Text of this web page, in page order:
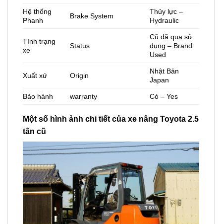
Hệ thống
Phanh
Brake System
Thủy lực –
Hydraulic
Tình trạng
xe
Status
Cũ đã qua sử
dụng – Brand
Used
Xuất xứ Origin
Nhật Bản
Japan
Bảo hành warranty Có – Yes
Một số hình ảnh chi tiết của xe nâng Toyota 2.5
tấn cũ